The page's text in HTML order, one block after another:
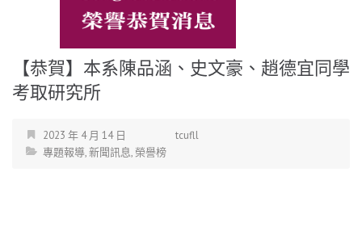
【恭賀】本系陳品涵、史文豪、趙德宜同學
考取研究所
2023 年 4 月 14 日
tcufll
專題報導,新聞訊息, 榮譽榜